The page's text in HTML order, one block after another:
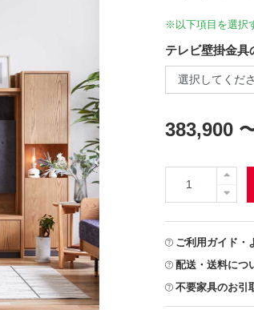
※以下項目を選択
テレビ壁掛金具
383,900
ご利用ガイド・
配送・送料につ
不要家具のお引